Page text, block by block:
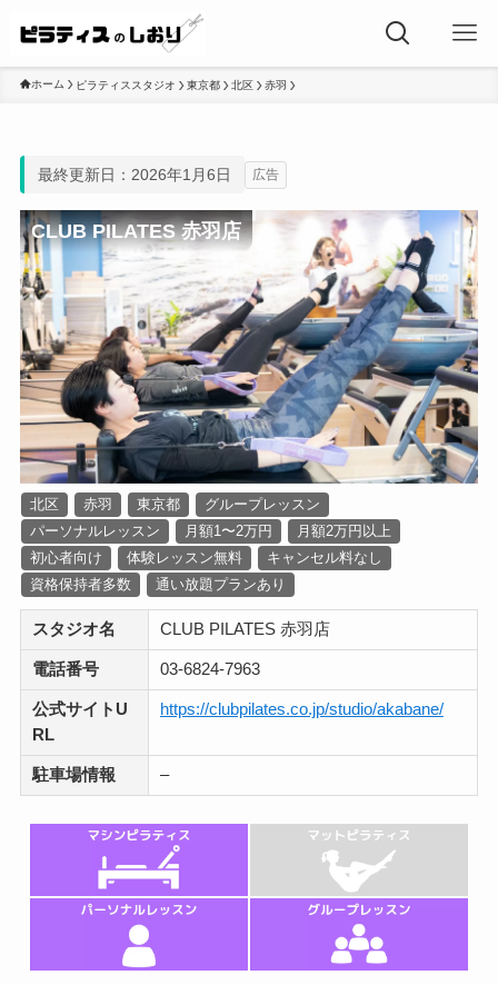
ホーム ピラティススタジオ 東京都 北区 赤羽
最終更新日：2026年1月6日 広告
CLUB PILATES 赤羽店
北区 赤羽 東京都
グループレッスン
パーソナルレッスン
月額1〜2万円
月額2万円以上
初心者向け
体験レッスン無料
キャンセル料なし
資格保持者多数
通い放題プランあり
スタジオ名 CLUB PILATES 赤羽店
電話番号 03-6824-7963
公式サイトU
RL
https://clubpilates.co.jp/studio/akabane/
駐車場情報 –